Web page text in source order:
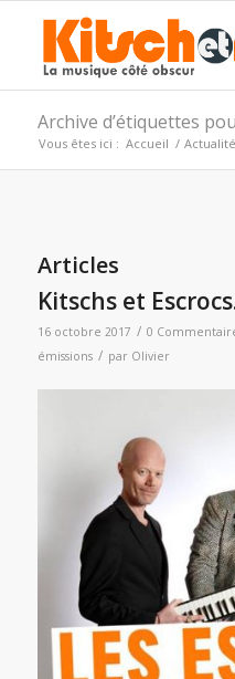
Archive d’étiquettes
Vous êtes ici : Accueil /
Articles
Kitschs et
16 octobre 2017 / 0
émissions / par Olivier